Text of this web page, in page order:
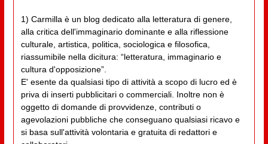
1) Carmilla è un blog dedicato alla letteratura di genere,
alla critica dell'immaginario dominante e alla riflessione
culturale, artistica, politica, sociologica e filosofica,
riassumibile nella dicitura: “letteratura, immaginario e
cultura d'opposizione”.
E' esente da qualsiasi tipo di attività a scopo di lucro ed è
priva di inserti pubblicitari o commerciali. Inoltre non è
oggetto di domande di provvidenze, contributi o
agevolazioni pubbliche che conseguano qualsiasi ricavo e
si basa sull'attività volontaria e gratuita di redattori e